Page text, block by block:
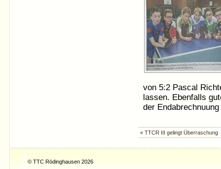
von 5:2 Pascal
lassen. Ebenfalls
der
« TTCR III gelingt Überraschung
© TTC Rödinghausen 2026